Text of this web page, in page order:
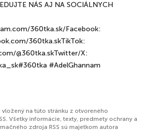
NÁS AJ NA SOCIÁLNYCH
360tka.sk/Facebook:
360tka.skTikTok:
@360tka.skTwitter/X:
#AdelGhannam
vložený na túto stránku z otvoreného
Všetky informácie, texty, predmety ochrany a
zdroja RSS sú majetkom autora